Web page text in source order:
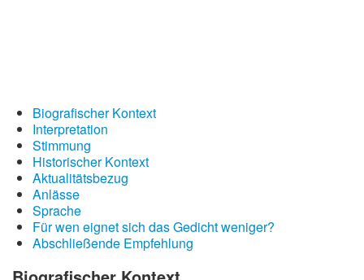
Dichter
Gedichte-Quiz
Zufallsgedicht
Biografischer Kontext
Interpretation
Stimmung
Historischer Kontext
Aktualitätsbezug
Anlässe
Sprache
Für wen eignet sich das Gedicht weniger?
Abschließende Empfehlung